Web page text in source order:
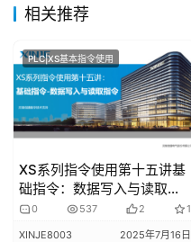
问
答
社
区
常
见
问
题
登录
相关推荐
PLC|XS基本指令使用
XS系列指令使用第十五讲基
础指令：数据写入与读取指
令0 537 2 1
XINJE8003 2025年7月16日